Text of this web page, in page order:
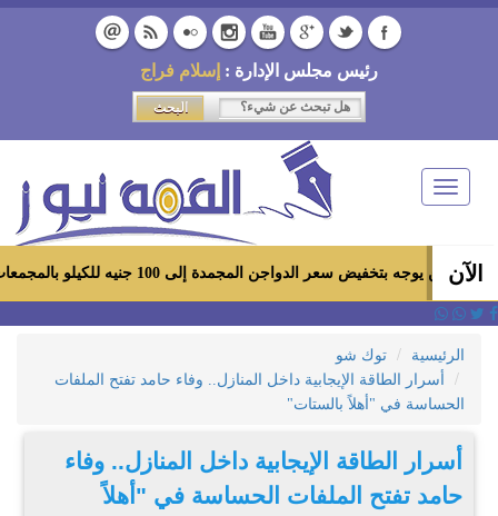
رئيس مجلس الإدارة : إسلام فراج
Toggle
navigation
الآن
سعر الدواجن المجمدة إلى 100 جنيه للكيلو بالمجمعات الاستهلاكية ومعارض «أهلاً رمضان»
الرئيسية
توك شو
أسرار الطاقة الإيجابية داخل المنازل.. وفاء حامد تفتح الملفات
الحساسة في "أهلاً بالستات"
أسرار الطاقة الإيجابية داخل المنازل.. وفاء
حامد تفتح الملفات الحساسة في "أهلاً